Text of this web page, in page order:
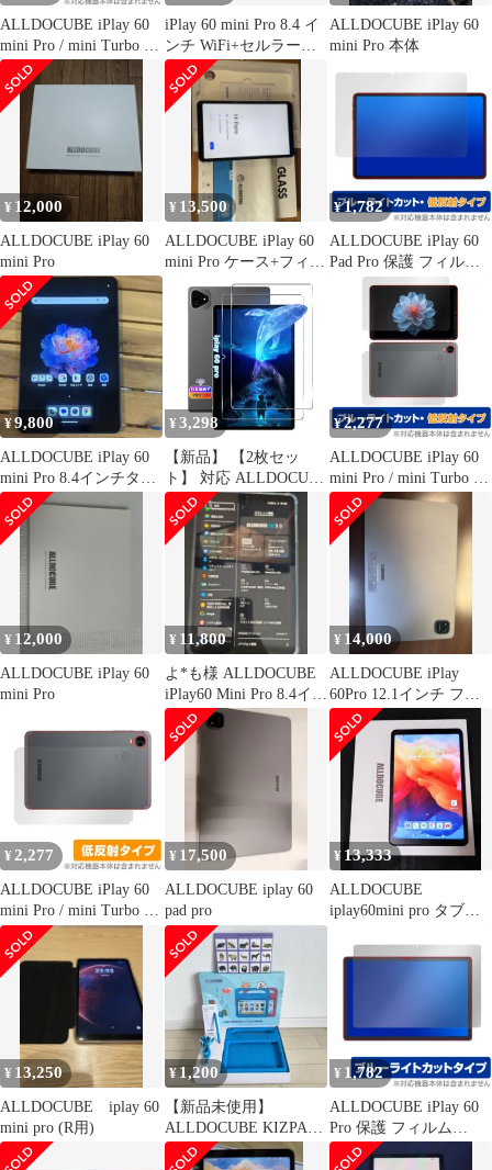
ALLDOCUBE iPlay 60
mini Pro / mini Turbo 背
面 保護 フィルム
OverLay 9H Plus for オ
ールドキューブ タブレ
ット 高硬度 反射防止
iPlay 60 mini Pro 8.4 イ
ンチ WiFi+セルラー対
応
ALLDOCUBE iPlay 60
mini Pro 本体
¥ 12,000
ALLDOCUBE iPlay 60
mini Pro
¥ 13,500
ALLDOCUBE iPlay 60
mini Pro ケース+フィル
¥1,782
ALLDOCUBE iPlay 60
Pad Pro 保護 フィルム
OverLay Eye Protector
低反射 for オールドキ
ューブ 液晶保護 ブルー
ライトカット 反射防止
¥9,800
ALLDOCUBE iPlay 60
mini Pro 8.4インチタブ
レット
¥ 3,298
【新品】 【2枚セッ
ト】 対応 ALLDOCUBE
iPlay 60 Pro フィルム
11インチ 【国産旭硝子
素材】 対応 iPlay60 Pro
ガラスフィルム 強化ガ
ラス iPlay 60 Pro タブ
レット 用 保護フィルム
ケース カバー 全面吸着
¥2,277
ALLDOCUBE iPlay 60
mini Pro / mini Turbo 表
面 背面 フィルム
OverLay Eye Protector
低反射 for オールドキ
ューブ ブルーライトカ
ット
¥ 12,000
ALLDOCUBE iPlay 60
mini Pro
¥ 11,800
よ*も様 ALLDOCUBE
iPlay60 Mini Pro 8.4イン
チおま
¥ 14,000
ALLDOCUBE iPlay
60Pro 12.1インチ フィ
ルム装着済
¥ 2,277
ALLDOCUBE iPlay 60
mini Pro / mini Turbo 背
面 保護 フィルム
OverLay Plus for オール
ドキューブ タブレット
さらさら手触り 低反射
¥ 17,500
ALLDOCUBE iplay 60
pad pro
¥ 13,333
ALLDOCUBE
iplay60mini pro タブレ
¥ 13,250
ALLDOCUBE iplay 60
mini pro (R用)
¥1,200
【新品未使用】
ALLDOCUBE KIZPAD
PRO 8.4 専用キッズケ
¥ 1,782
ALLDOCUBE iPlay 60
Pro 保護 フィルム
OverLay Eye Protector